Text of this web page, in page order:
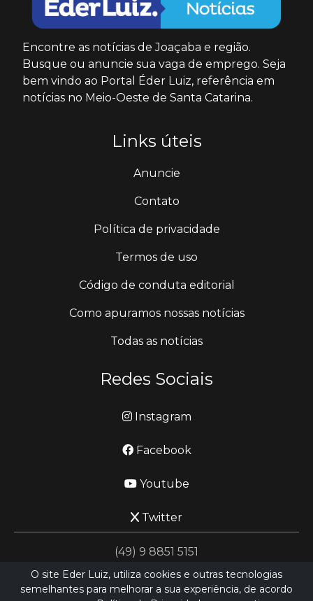
Encontre as notícias de Joaçaba e região.
Busque ou anuncie sua vaga de emprego. Seja
bem vindo ao Portal Éder Luiz, referência em
notícias no Meio-Oeste de Santa Catarina.
Links úteis
Anuncie
Contato
Política de privacidade
Termos de uso
Código de conduta editorial
Como apuramos nossas notícias
Todas as notícias
Redes Sociais
Instagram
Facebook
Youtube
Twitter
(49) 9 8851 5151
jornalismo@ederluiz.com.vc
O site Eder Luiz, utiliza cookies e outras tecnologias
semelhantes para melhorar a sua experiência, de acordo